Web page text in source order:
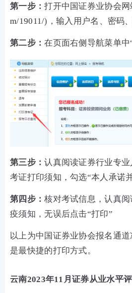
第一步：打开中国证券业协会网
m/19011/)，输入用户名、密码
第二步：在页面右侧导航菜单中
第三步：认真阅读证券行业专
考证打印须知，勾选“本人承诺
第四步：核对考试信息，认真
疫须知，无误后点击“打印”
以上为中国证券业协会报名通
是最快捷的打印方式。
云南2023年11月证券从业水平